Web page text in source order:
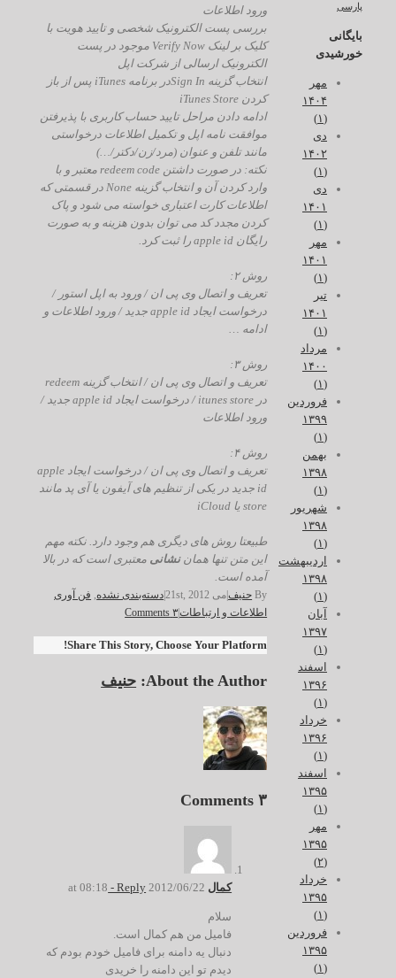
ورود اطلاعات
بررسی پست الکترونیک شخصی و تایید هویت با
کلیک بر لینک Verify Now موجود در پست
الکترونیک ارسالی از شرکت اپل
انتخاب گزینه Sign Inدر برنامه iTunes پس از باز
کردن iTunes Store
ادامه دادن مراحل تایید حساب کاربری با پذیرفتن
موافقت نامه اپل و تکمیل اطلاعات درخواستی
مانند تلفن و عنوان (مرد/زن/دکتر/…)
نکته: در صورت داشتن redeem code معتبر و با
وارد کردن آن و انتخاب گزینه None در قسمتی که
اطلاعات کارت اعتباری خواسته می شود و پاک
کردن مجدد کد می توان بدون هزینه و به صورت
رایگان apple id را ثبت کرد.
روش ۲:
تعریف و اتصال وی پی ان / ورود به اپل استور /
درخواست ایجاد apple id جدید / ورود اطلاعات و
ادامه …
روش ۳:
تعریف و اتصال وی پی ان / انتخاب گزینه redeem
در itunes store / درخواست ایجاد apple id جدید /
ورود اطلاعات
روش ۴:
تعریف و اتصال وی پی ان / درخواست ایجاد apple
id جدید در یکی از تنظیم های آیفون یا آی پد مانند
store یا iCloud
طبیعتا روش های دیگری هم وجود دارد. نکته مهم
این متن تنها هماننشانیمعتبری است که در بالا
آمده است.
حنیف|می 21st, 2012 |دسته‌بندی نشده,فن آوری
اطلاعات و ارتباطات|۳ Comments
Share This Story, Choose Your Platform!
About the Author: حنیف
کمال2012/06/22 at 08:18
- Reply
سلام
فامیل من هم کمال است.
دنبال یه دامنه برای فامیل خودم بودم که
دیدم تو این دامنه را خریدی
پارسی
بایگانی
خورشیدی
مهر
۱۴۰۴
دی
۱۴۰۲
دی
۱۴۰۱
مهر
۱۴۰۱
تیر
۱۴۰۱
مرداد
۱۴۰۰
فروردین
۱۳۹۹
بهمن
۱۳۹۸
شهریور
۱۳۹۸
اردیبهشت
۱۳۹۸
آبان
۱۳۹۷
اسفند
۱۳۹۶
خرداد
۱۳۹۶
اسفند
۱۳۹۵
مهر
۱۳۹۵
خرداد
۱۳۹۵
فروردین
۱۳۹۵